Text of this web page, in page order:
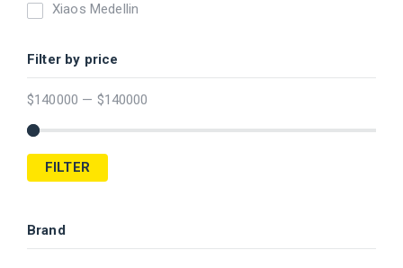
Xiaos Medellin
Filter by price
$140000 — $140000
FILTER
Brand